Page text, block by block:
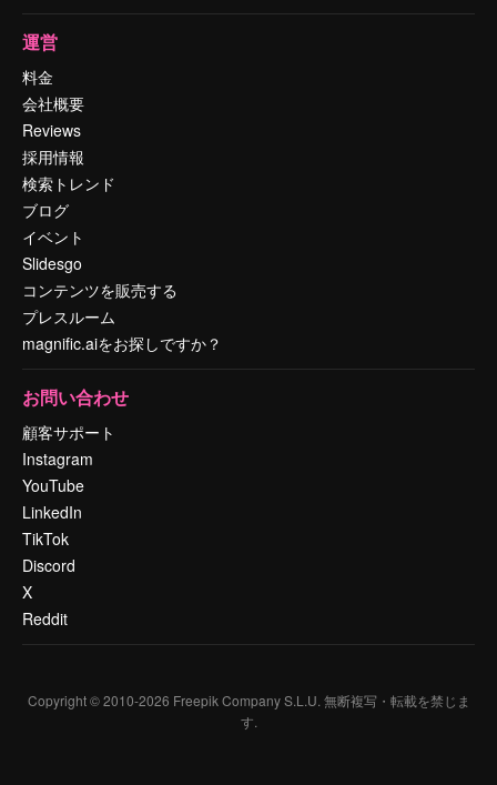
運営
料金
会社概要
Reviews
採用情報
検索トレンド
ブログ
イベント
Slidesgo
コンテンツを販売する
プレスルーム
magnific.aiをお探しですか？
お問い合わせ
顧客サポート
Instagram
YouTube
LinkedIn
TikTok
Discord
X
Reddit
Copyright © 2010-2026 Freepik Company S.L.U. 無断複写・転載を禁じま
す.